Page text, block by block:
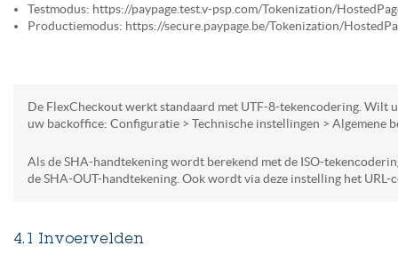
Testmodus: https://paypage.test.v-psp.com/Tokenization/
Productiemodus: https://secure.paypage.be/Tokenization/
De FlexCheckout werkt standaard met UTF-8-tekencodering.
uw backoffice: Configuratie > Technische instellingen > Algemene
Als de SHA-handtekening wordt berekend met de ISO-
de SHA-OUT-handtekening. Ook wordt via deze instelling het
4.1 Invoervelden